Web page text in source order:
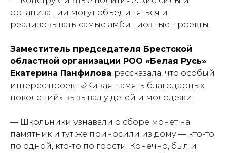
организации могут объединяться и
реализовывать самые амбициозные проекты.
Заместитель председателя Брестской
областной организации РОО «Белая Русь»
Екатерина Панфилова рассказала, что особый
интерес проект «Живая память благодарных
поколений» вызывал у детей и молодежи:
— Школьники узнавали о сборе монет на
памятник и тут же приносили из дому — кто-то
по одной, кто-то по горсти. Конечно, был и